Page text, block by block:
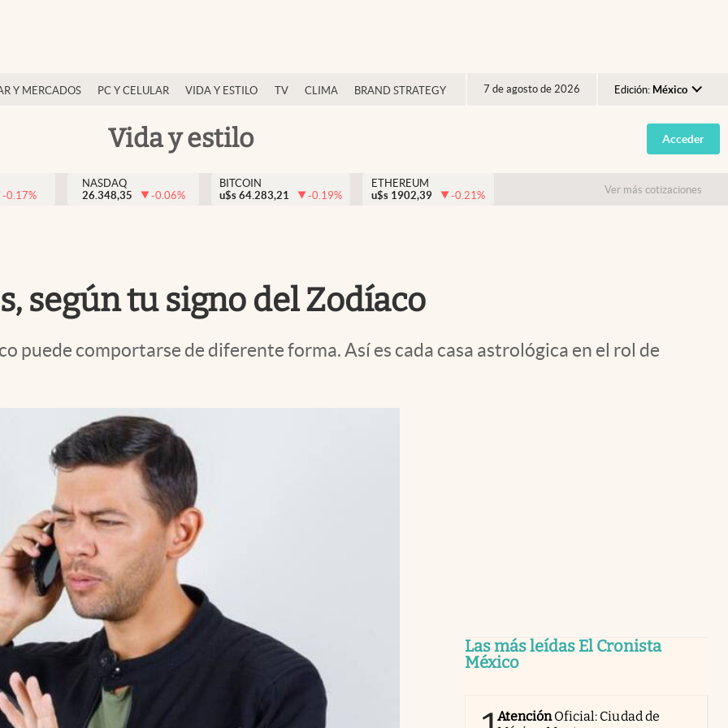
Y MERCADOS PC Y CELULAR VIDA Y ESTILO TV CLIMA BRAND STRATEGY 7 de agosto de 2026 Edición: México
Argentina
España
USA
Vida y estilo Acceder
-0.17%
NASDAQ
26.348,35
-0.06%
BITCOIN
u$s 64.283,21 -0.19%
ETHEREUM
u$s 1902,39 -0.21% Ver más cotizaciones
según tu signo del Zodíaco
puede comportarse de diferente forma. Así es cada casa astrológica en el rol de
Las más leídas El Cronista
México
AtenciónOficial: Ciudad de